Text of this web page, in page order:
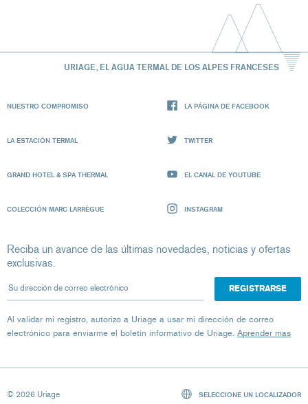
URIAGE, EL AGUA TERMAL DE LOS ALPES FRANCESES
NUESTRO COMPROMISO
LA ESTACIÓN TERMAL
GRAND HOTEL & SPA THERMAL
COLECCIÓN MARC LARRÈGUE
LA PÁGINA DE FACEBOOK
TWITTER
EL CANAL DE YOUTUBE
INSTAGRAM
Reciba un avance de las últimas novedades, noticias y ofertas
exclusivas.
Su dirección de correo electrónico
Al validar mi registro, autorizo ​​a Uriage a usar mi dirección de correo
electrónico para enviarme el boletín informativo de Uriage. Aprender mas
© 2026 Uriage SELECCIONE UN LOCALIZADOR